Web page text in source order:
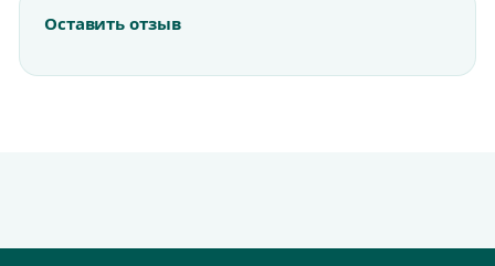
Оставить отзыв